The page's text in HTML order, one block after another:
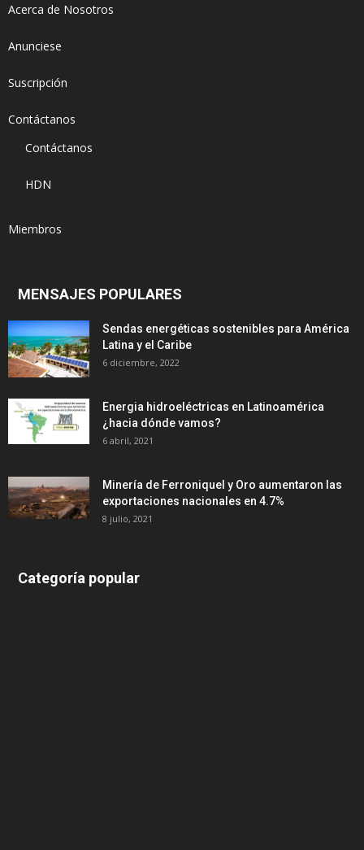
Acerca de Nosotros
Anunciese
Suscripción
Contáctanos
Contáctanos
HDN
Miembros
MENSAJES POPULARES
Sendas energéticas sostenibles para América
Latina y el Caribe
6 diciembre, 2022
Energia hidroeléctricas en Latinoamérica
¿hacia dónde vamos?
6 abril, 2021
Minería de Ferroniquel y Oro aumentaron las
exportaciones nacionales en 4.7%
8 julio, 2021
Categoría popular